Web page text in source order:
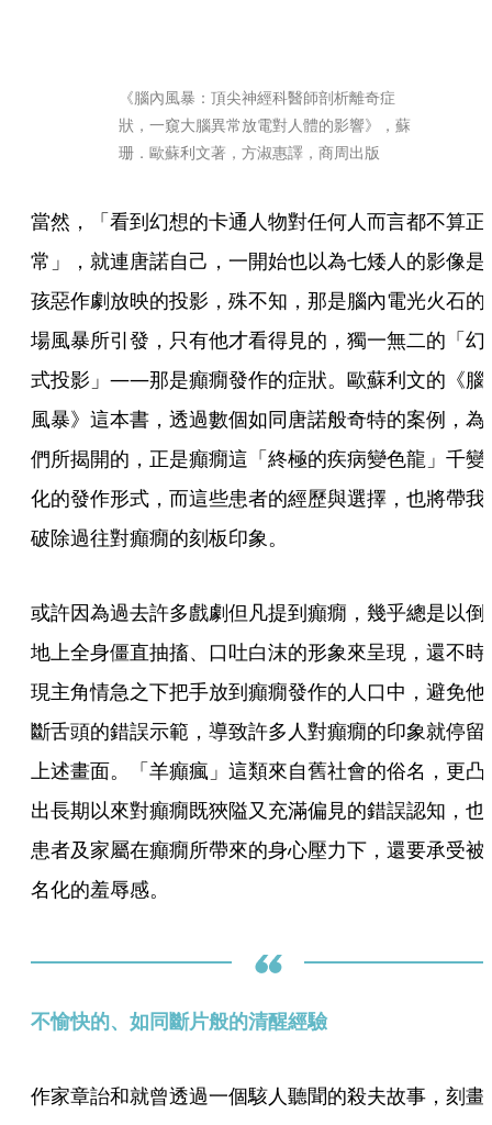
《腦內風暴：頂尖神經科醫師剖析離奇症
狀，一窺大腦異常放電對人體的影響》，蘇
珊．歐蘇利文著，方淑惠譯，商周出版
當然，「看到幻想的卡通人物對任何人而言都不算正
常」，就連唐諾自己，一開始也以為七矮人的影像是
孩惡作劇放映的投影，殊不知，那是腦內電光火石的
場風暴所引發，只有他才看得見的，獨一無二的「幻
式投影」——那是癲癇發作的症狀。歐蘇利文的《腦
風暴》這本書，透過數個如同唐諾般奇特的案例，為
們所揭開的，正是癲癇這「終極的疾病變色龍」千變
化的發作形式，而這些患者的經歷與選擇，也將帶我
破除過往對癲癇的刻板印象。
或許因為過去許多戲劇但凡提到癲癇，幾乎總是以倒
地上全身僵直抽搐、口吐白沫的形象來呈現，還不時
現主角情急之下把手放到癲癇發作的人口中，避免他
斷舌頭的錯誤示範，導致許多人對癲癇的印象就停留
上述畫面。「羊癲瘋」這類來自舊社會的俗名，更凸
出長期以來對癲癇既狹隘又充滿偏見的錯誤認知，也
患者及家屬在癲癇所帶來的身心壓力下，還要承受被
名化的羞辱感。
不愉快的、如同斷片般的清醒經驗
作家章詒和就曾透過一個駭人聽聞的殺夫故事，刻畫